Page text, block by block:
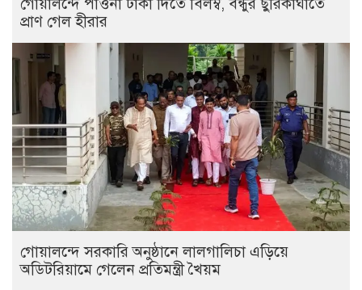
প্রাণ গেল হীরার
গোয়ালন্দে সরকারি অনুষ্ঠানে লালগালিচা এড়িয়ে
অডিটরিয়ামে গেলেন প্রতিমন্ত্রী খৈয়ম